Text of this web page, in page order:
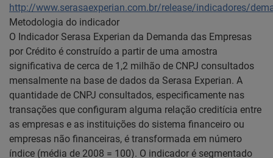
http://www.serasaexperian.com.br/release/indicadores/
Metodologia do indicador
O Indicador Serasa Experian da Demanda das Empresas
por Crédito é construído a partir de uma amostra
significativa de cerca de 1,2 milhão de CNPJ consultados
mensalmente na base de dados da Serasa Experian. A
quantidade de CNPJ consultados, especificamente nas
transações que configuram alguma relação creditícia entre
as empresas e as instituições do sistema financeiro ou
empresas não financeiras, é transformada em número
índice (média de 2008 = 100). O indicador é segmentado